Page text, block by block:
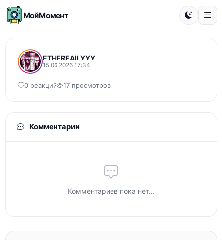
МойМомент
ETHEREAILYYY
15.06.2026 17:34
0 реакций 17 просмотров
Комментарии
Комментариев пока нет...